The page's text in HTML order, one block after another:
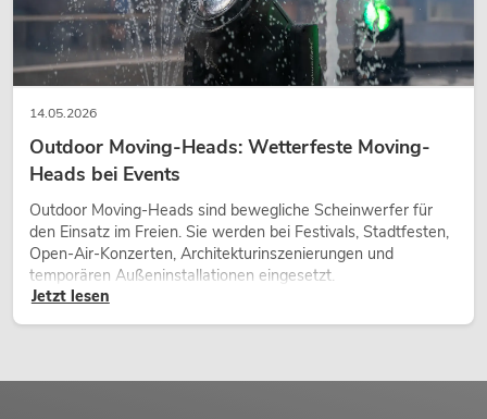
14.05.2026
Outdoor Moving-Heads: Wetterfeste Moving-
Heads bei Events
Outdoor Moving-Heads sind bewegliche Scheinwerfer für
den Einsatz im Freien. Sie werden bei Festivals, Stadtfesten,
Open-Air-Konzerten, Architekturinszenierungen und
temporären Außeninstallationen eingesetzt.
Jetzt lesen